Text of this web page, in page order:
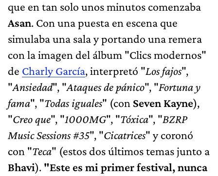
que en tan solo unos minutos comenzaba
Asan. Con una puesta en escena que
simulaba una sala y portando una remera
con la imagen del álbum "Clics modernos"
de Charly García, interpretó "Los fajos",
"Ansiedad", "Ataques de pánico", "Fortuna y
fama", "Todas iguales" (con Seven Kayne),
"Creo que", "1000MG", "Tóxica", "BZRP
Music Sessions #35", "Cicatrices" y coronó
con "Teca" (estos dos últimos temas junto a
Bhavi). "Este es mi primer festival, nunca